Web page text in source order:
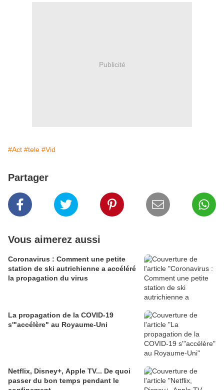
Publicité
#Act #tele #Vid
Partager
Vous aimerez aussi
Coronavirus : Comment une petite
station de ski autrichienne a accéléré
la propagation du virus
La propagation de la COVID-19
s'"accélère" au Royaume-Uni
Netflix, Disney+, Apple TV... De quoi
passer du bon temps pendant le